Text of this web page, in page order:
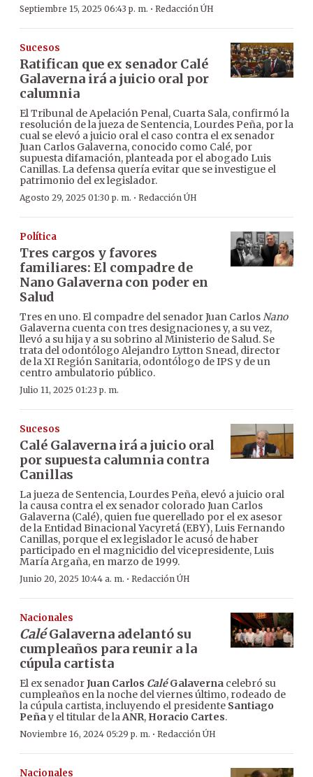
Septiembre 15, 2025 06:43 p. m. · Redacción ÚH
Sucesos
Ratifican que ex senador Calé
Galaverna irá a juicio oral por
calumnia
El Tribunal de Apelación Penal, Cuarta Sala, confirmó la
resolución de la jueza de Sentencia, Lourdes Peña, por la
cual se elevó a juicio oral el caso contra el ex senador
Juan Carlos Galaverna, conocido como Calé, por
supuesta difamación, planteada por el abogado Luis
Canillas. La defensa quería evitar que se investigue el
patrimonio del ex legislador.
Agosto 29, 2025 01:30 p. m. · Redacción ÚH
Política
Tres cargos y favores
familiares: El compadre de
Nano Galaverna con poder en
Salud
Tres en uno. El compadre del senador Juan CarlosNano
Galaverna cuenta con tres designaciones y, a su vez,
llevó a su hija y a su sobrino al Ministerio de Salud. Se
trata del odontólogo Alejandro Lytton Snead, director
de la XI Región Sanitaria, odontólogo de IPS y de un
centro ambulatorio público.
Julio 11, 2025 01:23 p. m.
Sucesos
Calé Galaverna irá a juicio oral
por supuesta calumnia contra
Canillas
La jueza de Sentencia, Lourdes Peña, elevó a juicio oral
la causa contra el ex senador colorado Juan Carlos
Galaverna (Calé), quien fue querellado por el ex asesor
de la Entidad Binacional Yacyretá (EBY), Luis Fernando
Canillas, porque el ex legislador le acusó de haber
participado en el magnicidio del vicepresidente, Luis
María Argaña, en marzo de 1999.
Junio 20, 2025 10:44 a. m. · Redacción ÚH
Nacionales
CaléGalaverna adelantó su
cumpleaños para reunir a la
cúpula cartista
El ex senadorJuan Carlos CaléGalaverna celebró su
cumpleaños en la noche del viernes último, rodeado de
la cúpula cartista, incluyendo el presidente Santiago
Peñay el titular de laANR, Horacio Cartes.
Noviembre 16, 2024 05:29 p. m. · Redacción ÚH
Nacionales